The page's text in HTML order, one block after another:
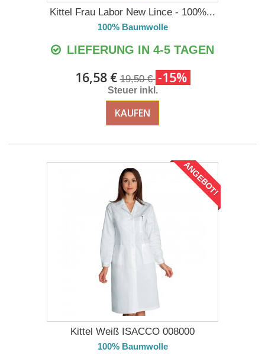
Kittel Frau Labor New Lince - 100%...
100% Baumwolle
LIEFERUNG IN 4-5 TAGEN
16,58 €19,50 € -15%
Steuer inkl.
KAUFEN
ANGEBOT!
Kittel Weiß ISACCO 008000
100% Baumwolle